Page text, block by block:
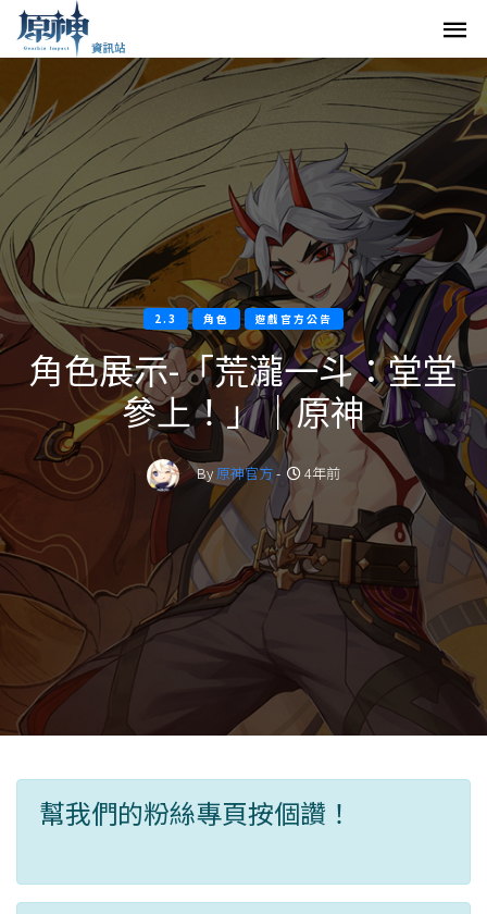
2.3 角色 遊戲官方公告
角色展示-「荒瀧一斗：堂堂
參上！」｜原神
By原神官方- 4年前
幫我們的粉絲專頁按個讚！